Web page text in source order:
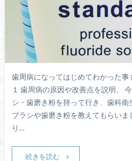
歯周病になってはじめてわかった事
１ 歯周病の原因や改善点を説明。
シ・歯磨き粉を持って行き、歯科
ブラシや歯磨き粉を教えてもらいま
り…
続きを読む